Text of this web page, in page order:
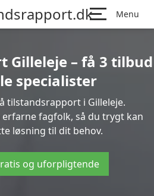
Menu
Gilleleje – få 3 tilbud
specialister
tilstandsrapport i Gilleleje.
fagfolk, så du trygt kan
løsning til dit behov.
og uforpligtende